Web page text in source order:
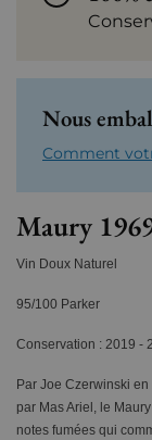
Nous
Comment
Maury
Vin Doux Naturel
95/100 Parker
Conservation : 2019 -
Par Joe Czerwinski
par Mas Ariel, le
notes fumées qui